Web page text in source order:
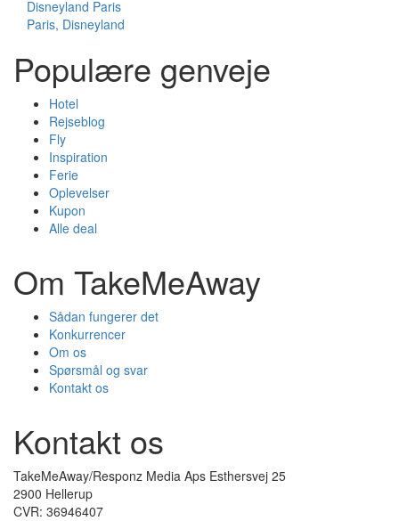
Disneyland Paris
Paris, Disneyland
Populære genveje
Hotel
Rejseblog
Fly
Inspiration
Ferie
Oplevelser
Kupon
Alle deal
Om TakeMeAway
Sådan fungerer det
Konkurrencer
Om os
Spørsmål og svar
Kontakt os
Kontakt os
TakeMeAway/Responz Media Aps Esthersvej 25
2900 Hellerup
CVR: 36946407